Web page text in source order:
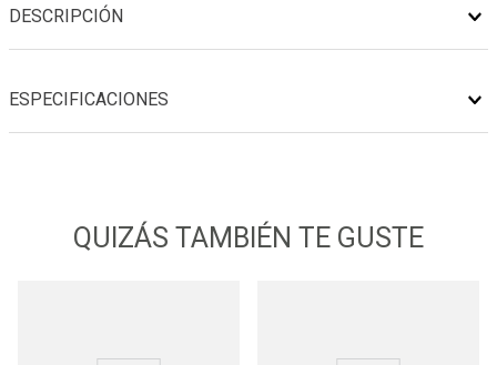
DESCRIPCIÓN
ESPECIFICACIONES
QUIZÁS TAMBIÉN TE GUSTE